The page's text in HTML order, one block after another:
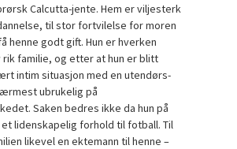
Calcutta-jente. Hem er viljesterk
til stor fortvilelse for moren
henne godt gift. Hun er hverken
rik familie, og etter at hun er blitt
intim situasjon med en utendørs-
ubrukelig på
Saken bedres ikke da hun på
lidenskapelig forhold til fotball. Til
likevel en ektemann til henne –